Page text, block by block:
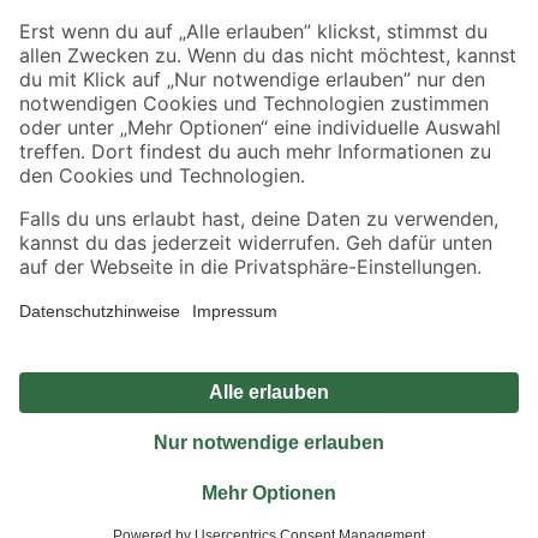
Sicher einkaufen
Jetzt die toom-App herunterladen
Alle Preisangaben in EUR inkl. gesetzl. MwSt.. Die dargestellten Angebote sind unter
Umständen nicht in allen Märkten verfügbar. Die angegebenen Verfügbarkeiten beziehen
Produkte nur solange der Vorrat reicht.
*Paketversand ab 59 € versandkostenfrei, gilt nicht für Artikel mit Speditionsversand, hier
Privatsphäre Impressum
Nutzungsbedingungen
Widerrufsrecht
Vertrag widerrufen
© 2026 toom Baumarkt GmbH